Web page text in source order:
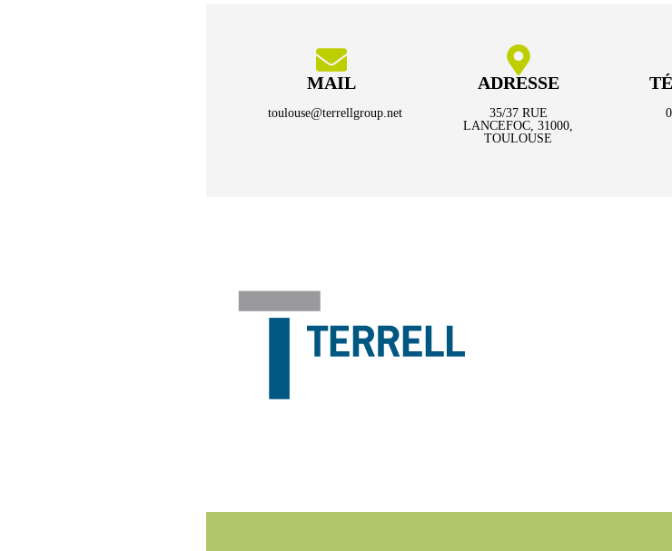
MAIL
toulouse@terrellgroup.net
ADRESSE
35/37 RUE
LANCEFOC, 31000,
TOULOUSE